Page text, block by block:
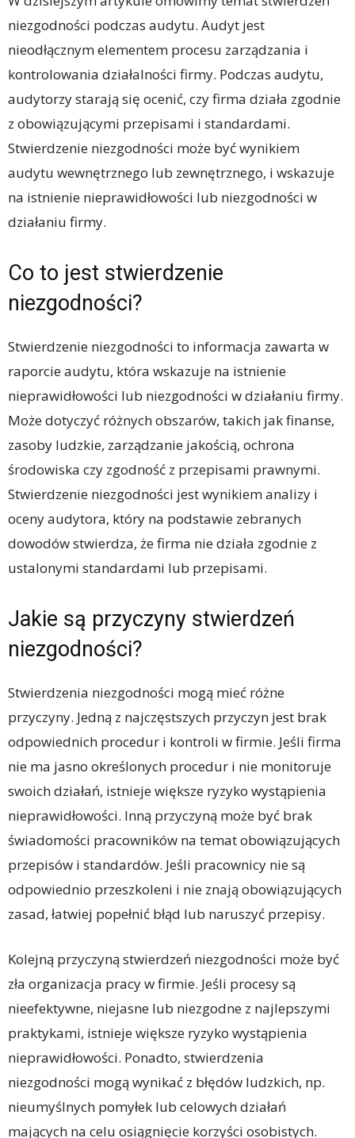
niezgodności podczas audytu. Audyt jest
nieodłącznym elementem procesu zarządzania i
kontrolowania działalności firmy. Podczas audytu,
audytorzy starają się ocenić, czy firma działa zgodnie
z obowiązującymi przepisami i standardami.
Stwierdzenie niezgodności może być wynikiem
audytu wewnętrznego lub zewnętrznego, i wskazuje
na istnienie nieprawidłowości lub niezgodności w
działaniu firmy.
Co to jest stwierdzenie
niezgodności?
Stwierdzenie niezgodności to informacja zawarta w
raporcie audytu, która wskazuje na istnienie
nieprawidłowości lub niezgodności w działaniu firmy.
Może dotyczyć różnych obszarów, takich jak finanse,
zasoby ludzkie, zarządzanie jakością, ochrona
środowiska czy zgodność z przepisami prawnymi.
Stwierdzenie niezgodności jest wynikiem analizy i
oceny audytora, który na podstawie zebranych
dowodów stwierdza, że firma nie działa zgodnie z
ustalonymi standardami lub przepisami.
Jakie są przyczyny stwierdzeń
niezgodności?
Stwierdzenia niezgodności mogą mieć różne
przyczyny. Jedną z najczęstszych przyczyn jest brak
odpowiednich procedur i kontroli w firmie. Jeśli firma
nie ma jasno określonych procedur i nie monitoruje
swoich działań, istnieje większe ryzyko wystąpienia
nieprawidłowości. Inną przyczyną może być brak
świadomości pracowników na temat obowiązujących
przepisów i standardów. Jeśli pracownicy nie są
odpowiednio przeszkoleni i nie znają obowiązujących
zasad, łatwiej popełnić błąd lub naruszyć przepisy.
Kolejną przyczyną stwierdzeń niezgodności może być
zła organizacja pracy w firmie. Jeśli procesy są
nieefektywne, niejasne lub niezgodne z najlepszymi
praktykami, istnieje większe ryzyko wystąpienia
nieprawidłowości. Ponadto, stwierdzenia
niezgodności mogą wynikać z błędów ludzkich, np.
nieumyślnych pomyłek lub celowych działań
mających na celu osiągnięcie korzyści osobistych.